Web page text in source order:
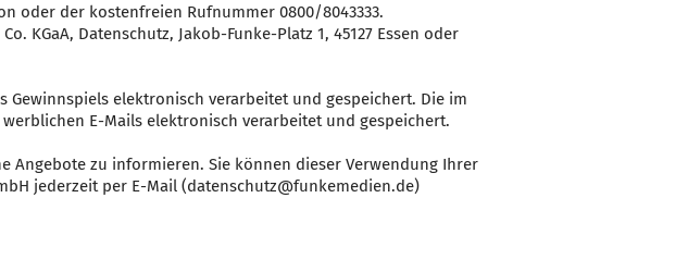
oder der kostenfreien Rufnummer 0800/8043333.
KGaA, Datenschutz, Jakob-Funke-Platz 1, 45127 Essen oder
Gewinnspiels elektronisch verarbeitet und gespeichert. Die im
E-Mails elektronisch verarbeitet und gespeichert.
Angebote zu informieren. Sie können dieser Verwendung Ihrer
jederzeit per E-Mail (datenschutz@funkemedien.de)